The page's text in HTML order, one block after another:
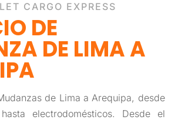
CARGO EXPRESS
DE
DE LIMA A
de Lima a Arequipa, desde
electrodomésticos. Desde el